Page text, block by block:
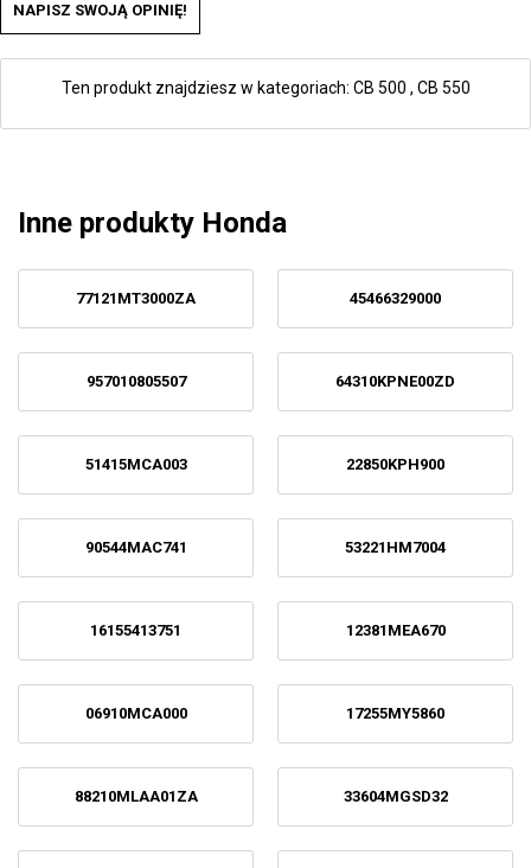
NAPISZ SWOJĄ OPINIĘ!
Ten produkt znajdziesz w kategoriach: CB 500 , CB 550
Inne produkty Honda
77121MT3000ZA 45466329000
957010805507 64310KPNE00ZD
51415MCA003 22850KPH900
90544MAC741 53221HM7004
16155413751 12381MEA670
06910MCA000 17255MY5860
88210MLAA01ZA 33604MGSD32